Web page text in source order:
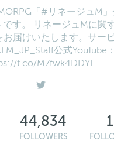
「#リネージュM」
です。 リネージュMに関
お届けいたします。サー
公式YouTube：
t.co/M7fwk4DDYE
44,834
FOLLOWERS